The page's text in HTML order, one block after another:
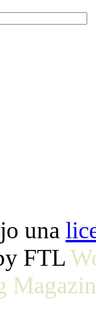
una
FTL